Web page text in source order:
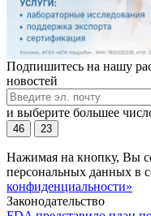
Подпишитесь на нашу
новостей
и выберите большее
46 23
Нажимая на кнопку, Вы
персональных данных в
конфиденциальности»
Законодательство